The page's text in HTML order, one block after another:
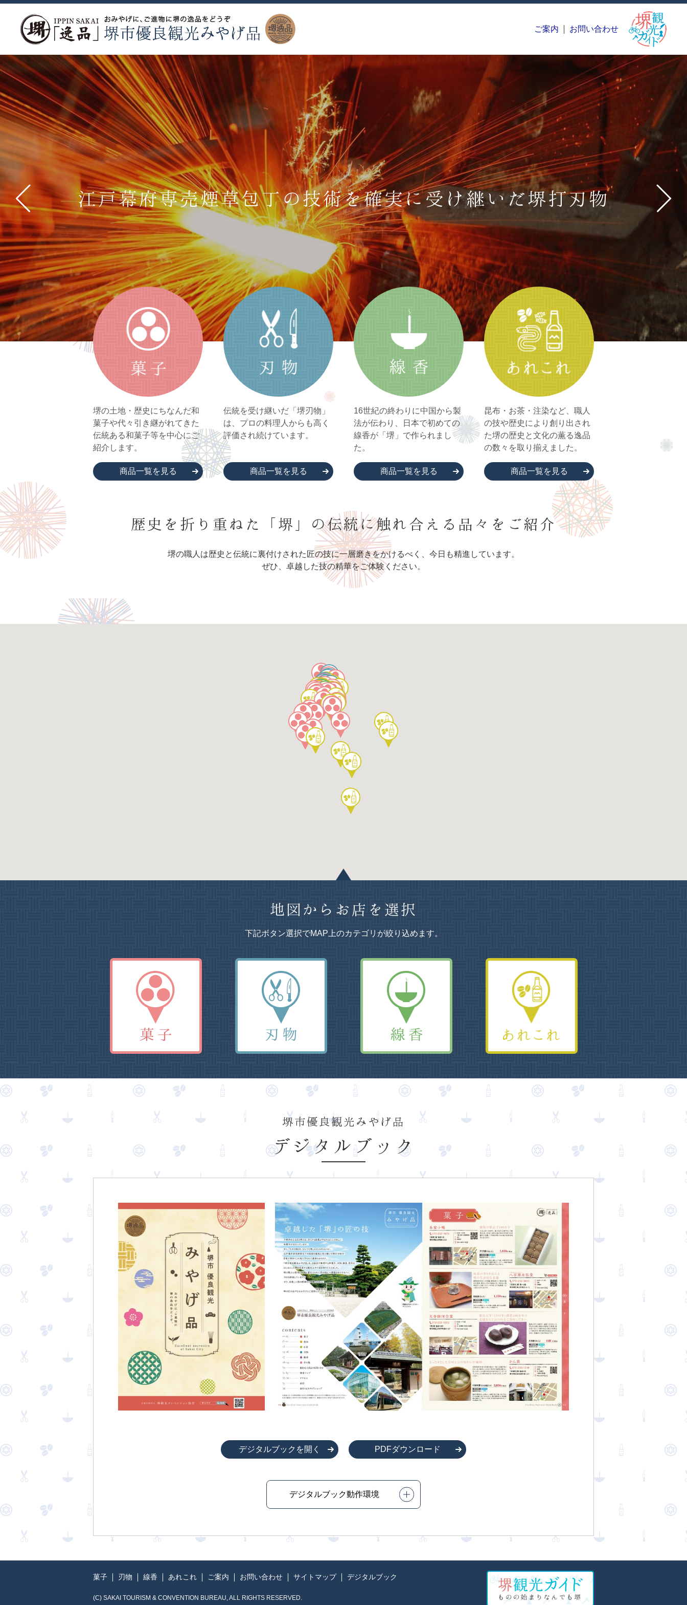
ご案内 お問い合わせ
茶の湯の伝統とともに磨きをかけてきた和菓子
江戸幕府専売煙草包丁の技術を確実に受け継いだ堺打刃物
日本で初めてこの地で作られた線香
昆布・お茶・注染などをはじめとした匠の技が光る逸品
堺の土地・歴史にちなんだ和
菓子や代々引き継がれてきた
伝統ある和菓子等を中心にご
紹介します。
商品一覧を見る
伝統を受け継いだ「堺刃物」
は、 プロの料理人からも高く
評価され続けています。
商品一覧を見る
16世紀の終わりに中国から製
法が伝わり、
日本で初めての
線香が「堺」で作られまし
た。
商品一覧を見る
昆布・お茶・注染など、職人
の技や歴史により創り出され
た堺の歴史と文化の薫る逸品
の数々を取り揃えました。
商品一覧を見る
歴史を折り重ねた 「堺」の伝統に触れ合える 品々をご紹介
堺の職人は歴史と伝統に裏付けされた 匠の技に一層磨きをかけるべく、 今日も精進しています。
ぜひ、卓越した技の精華をご体験ください。
地図からお店を選択
下記ボタン選択でMAP上のカテゴリが絞り込めます。
堺市優良観光みやげ品
デジタルブック
デジタルブックを開く PDFダウンロード
デジタルブック動作環境
菓子 刃物 線香 あれこれ ご案内 お問い合わせ サイトマップ デジタルブック
(C) SAKAI TOURISM & CONVENTION BUREAU, ALL RIGHTS RESERVED.